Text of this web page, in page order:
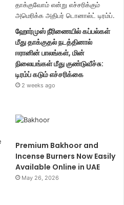
ஹோர்முஸ் நீரிணையில் கப்பல்கள்
மீது தாக்குதல் நடத்தினால்
ஈரானின் பாலங்கள், மின்
நிலையங்கள் மீது குண்டுவீச்சு:
டிரம்ப் கடும் எச்சரிக்கை
2 weeks ago
Premium Bakhoor and
Incense Burners Now Easily
Available Online in UAE
May 26, 2026